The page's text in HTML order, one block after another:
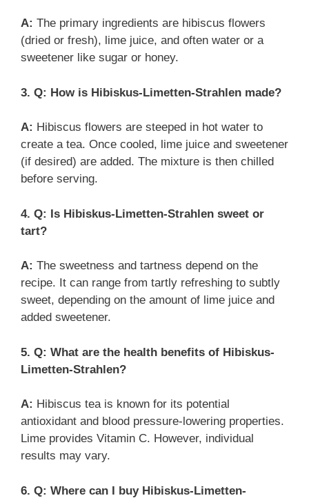
A: The primary ingredients are hibiscus flowers
(dried or fresh), lime juice, and often water or a
sweetener like sugar or honey.
3. Q: How is Hibiskus-Limetten-Strahlen made?
A: Hibiscus flowers are steeped in hot water to
create a tea. Once cooled, lime juice and sweetener
(if desired) are added. The mixture is then chilled
before serving.
4. Q: Is Hibiskus-Limetten-Strahlen sweet or
tart?
A: The sweetness and tartness depend on the
recipe. It can range from tartly refreshing to subtly
sweet, depending on the amount of lime juice and
added sweetener.
5. Q: What are the health benefits of Hibiskus-
Limetten-Strahlen?
A: Hibiscus tea is known for its potential
antioxidant and blood pressure-lowering properties.
Lime provides Vitamin C. However, individual
results may vary.
6. Q: Where can I buy Hibiskus-Limetten-